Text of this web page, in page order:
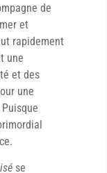
de
et
rapidement
une
et des
une
se